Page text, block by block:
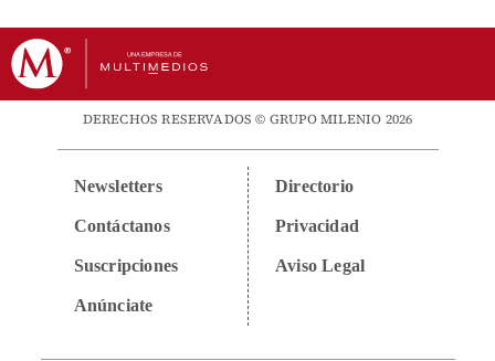
DERECHOS RESERVADOS © GRUPO MILENIO 2026
Newsletters
Contáctanos
Suscripciones
Anúnciate
Directorio
Privacidad
Aviso Legal